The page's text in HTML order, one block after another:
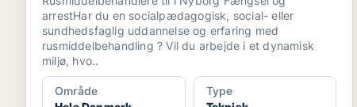
arrestHar du en socialpædagogisk, social- eller
sundhedsfaglig uddannelse og erfaring med
rusmiddelbehandling ? Vil du arbejde i et dynamisk
miljø, hvo..
Område
Type